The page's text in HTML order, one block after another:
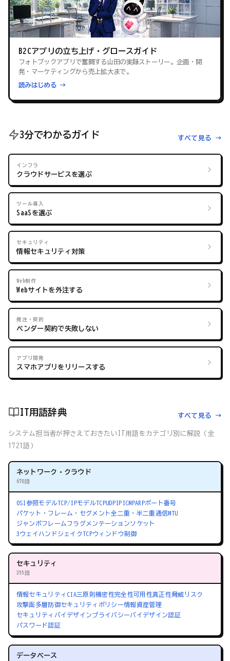
B2Cアプリの立ち上げ・グロースガイド
フォトブックアプリで奮闘する山田の実録ストーリー。企画・開
発・マーケティングから売上拡大まで。
読みはじめる →
3分でわかるガイド すべて見る →
インフラ
クラウドサービスを選ぶ
ツール導入
SaaSを選ぶ
セキュリティ
情報セキュリティ対策
Web制作
Webサイトを外注する
発注・契約
ベンダー契約で失敗しない
アプリ開発
スマホアプリをリリースする
IT用語辞典 すべて見る →
システム担当者が押さえておきたいIT用語をカテゴリ別に解説（全
1721語）
ネットワーク・クラウド
670語
OSI参照モデルTCP/IPモデルTCPUDPIPICMPARPポート番号
パケット・フレーム・セグメント全二重・半二重通信MTU
ジャンボフレーム フラグメンテーションソケット
3ウェイハンドシェイクTCPウィンドウ制御
セキュリティ
355語
情報セキュリティ CIA三原則機密性完全性可用性真正性脅威 リスク
攻撃面多層防御セキュリティポリシー情報資産管理
セキュリティバイデザインプライバシーバイデザイン認証
パスワード認証
データベース